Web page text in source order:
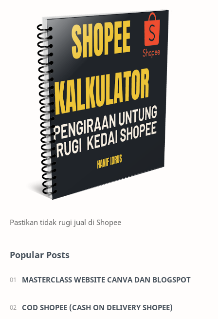
Pastikan tidak rugi jual di Shopee
Popular Posts
MASTERCLASS WEBSITE CANVA DAN BLOGSPOT
COD SHOPEE (CASH ON DELIVERY SHOPEE)